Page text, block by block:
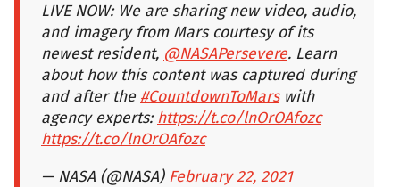
LIVE NOW: We are sharing new video, audio,
and imagery from Mars courtesy of its
newest resident, @NASAPersevere. Learn
about how this content was captured during
and after the #CountdownToMarswith
agency experts:https://t.co/lnOrOAfozc
https://t.co/lnOrOAfozc
— NASA (@NASA) February 22, 2021